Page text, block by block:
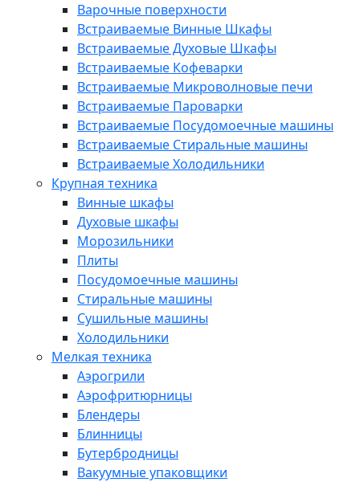
Варочные поверхности
Встраиваемые Винные Шкафы
Встраиваемые Духовые Шкафы
Встраиваемые Кофеварки
Встраиваемые Микроволновые печи
Встраиваемые Пароварки
Встраиваемые Посудомоечные машины
Встраиваемые Стиральные машины
Встраиваемые Холодильники
Крупная техника
Винные шкафы
Духовые шкафы
Морозильники
Плиты
Посудомоечные машины
Стиральные машины
Сушильные машины
Холодильники
Мелкая техника
Аэрогрили
Аэрофритюрницы
Блендеры
Блинницы
Бутербродницы
Вакуумные упаковщики